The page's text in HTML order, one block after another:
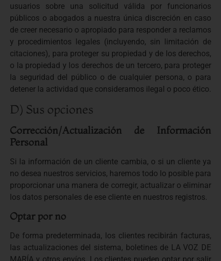
usuarios sobre una solicitud válida por funcionarios
públicos o abogados a nuestra única discreción en caso
de creer necesario o apropiado para responder a reclamos
y procedimientos legales (incluyendo, sin limitación de
citaciones), para proteger su propiedad y de los derechos,
o la propiedad y los derechos de un tercero, para proteger
la seguridad del público o de cualquier persona, o para
detener la actividad que consideramos ilegal o poco ético.
D) Sus opciones
Corrección/Actualización de Información
Personal
Si la información de un cliente cambia, o si un cliente ya
no desea nuestros servicios, haremos todo lo posible para
proporcionar una manera de corregir, actualizar o eliminar
los datos personales de ese cliente en nuestros registros.
Optar por no
De forma predeterminada, los clientes recibirán facturas,
las actualizaciones del sistema, boletines de LA VOZ DE